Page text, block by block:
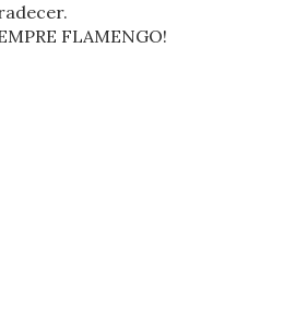
FLAMENGO!